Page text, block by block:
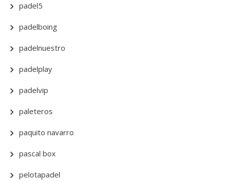
padel5
padelboing
padelnuestro
padelplay
padelvip
paleteros
paquito navarro
pascal box
pelotapadel